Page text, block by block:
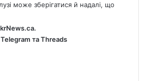
може зберігатися й надалі, що
.
Telegram таThreads